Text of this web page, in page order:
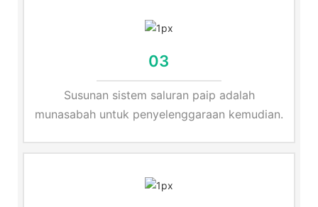
03
Susunan sistem saluran paip adalah
munasabah untuk penyelenggaraan kemudian.